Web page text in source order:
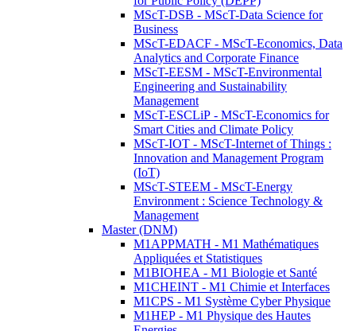
MScT-DSB - MScT-Data Science for
Business
MScT-EDACF - MScT-Economics, Data
Analytics and Corporate Finance
MScT-EESM - MScT-Environmental
Engineering and Sustainability
Management
MScT-ESCLiP - MScT-Economics for
Smart Cities and Climate Policy
MScT-IOT - MScT-Internet of Things :
Innovation and Management Program
(IoT)
MScT-STEEM - MScT-Energy
Environment : Science Technology &
Management
Master (DNM)
M1APPMATH - M1 Mathématiques
Appliquées et Statistiques
M1BIOHEA - M1 Biologie et Santé
M1CHEINT - M1 Chimie et Interfaces
M1CPS - M1 Système Cyber Physique
M1HEP - M1 Physique des Hautes